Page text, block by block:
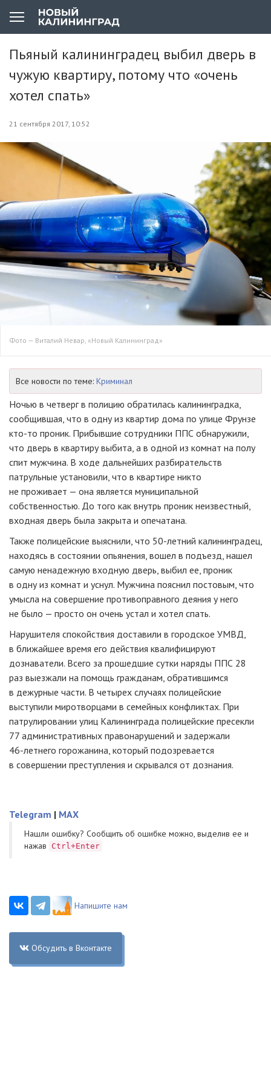
Пьяный калининградец выбил дверь в
чужую квартиру, потому что «очень
хотел спать»
21 сентября 2017, 10:52
Фото — Виталий Невар, «Новый Калининград»
Все новости по теме: Криминал
Ночью в четверг в полицию обратилась калининградка,
сообщившая, что в одну из квартир дома по улице Фрунзе
кто-то проник. Прибывшие сотрудники ППС обнаружили,
что дверь в квартиру выбита, а в одной из комнат на полу
спит мужчина. В ходе дальнейших разбирательств
патрульные установили, что в квартире никто
не проживает — она является муниципальной
собственностью. До того как внутрь проник неизвестный,
входная дверь была закрыта и опечатана.
Также полицейские выяснили, что 50-летний калининградец,
находясь в состоянии опьянения, вошел в подъезд, нашел
самую ненадежную входную дверь, выбил ее, проник
в одну из комнат и уснул. Мужчина пояснил постовым, что
умысла на совершение противоправного деяния у него
не было — просто он очень устал и хотел спать.
Нарушителя спокойствия доставили в городское УМВД,
в ближайшее время его действия квалифицируют
дознаватели. Всего за прошедшие сутки наряды ППС 28
раз выезжали на помощь гражданам, обратившимся
в дежурные части. В четырех случаях полицейские
выступили миротворцами в семейных конфликтах. При
патрулировании улиц Калининграда полицейские пресекли
77 административных правонарушений и задержали
46-летнего горожанина, который подозревается
в совершении преступления и скрывался от дознания.
Telegram | MAX
Нашли ошибку? Cообщить об ошибке можно, выделив ее и
нажав
Ctrl+Enter
Напишите нам
Обсудить в Вконтакте